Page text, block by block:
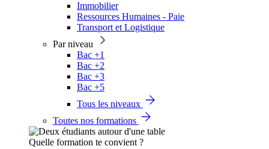
Immobilier
Ressources Humaines - Paie
Transport et Logistique
Par niveau
Bac +1
Bac +2
Bac +3
Bac +5
Tous les niveaux
Toutes nos formations
Quelle formation te convient ?